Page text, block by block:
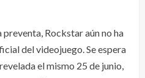
Rockstar aún no ha
del videojuego. Se espera
el mismo 25 de junio,